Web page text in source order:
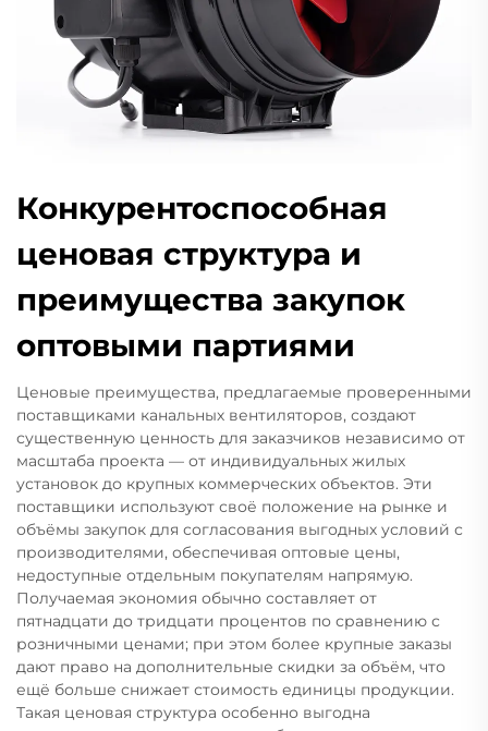
Конкурентоспособная
ценовая структура и
преимущества закупок
оптовыми партиями
Ценовые преимущества, предлагаемые проверенными
поставщиками канальных вентиляторов, создают
существенную ценность для заказчиков независимо от
масштаба проекта — от индивидуальных жилых
установок до крупных коммерческих объектов. Эти
поставщики используют своё положение на рынке и
объёмы закупок для согласования выгодных условий с
производителями, обеспечивая оптовые цены,
недоступные отдельным покупателям напрямую.
Получаемая экономия обычно составляет от
пятнадцати до тридцати процентов по сравнению с
розничными ценами; при этом более крупные заказы
дают право на дополнительные скидки за объём, что
ещё больше снижает стоимость единицы продукции.
Такая ценовая структура особенно выгодна